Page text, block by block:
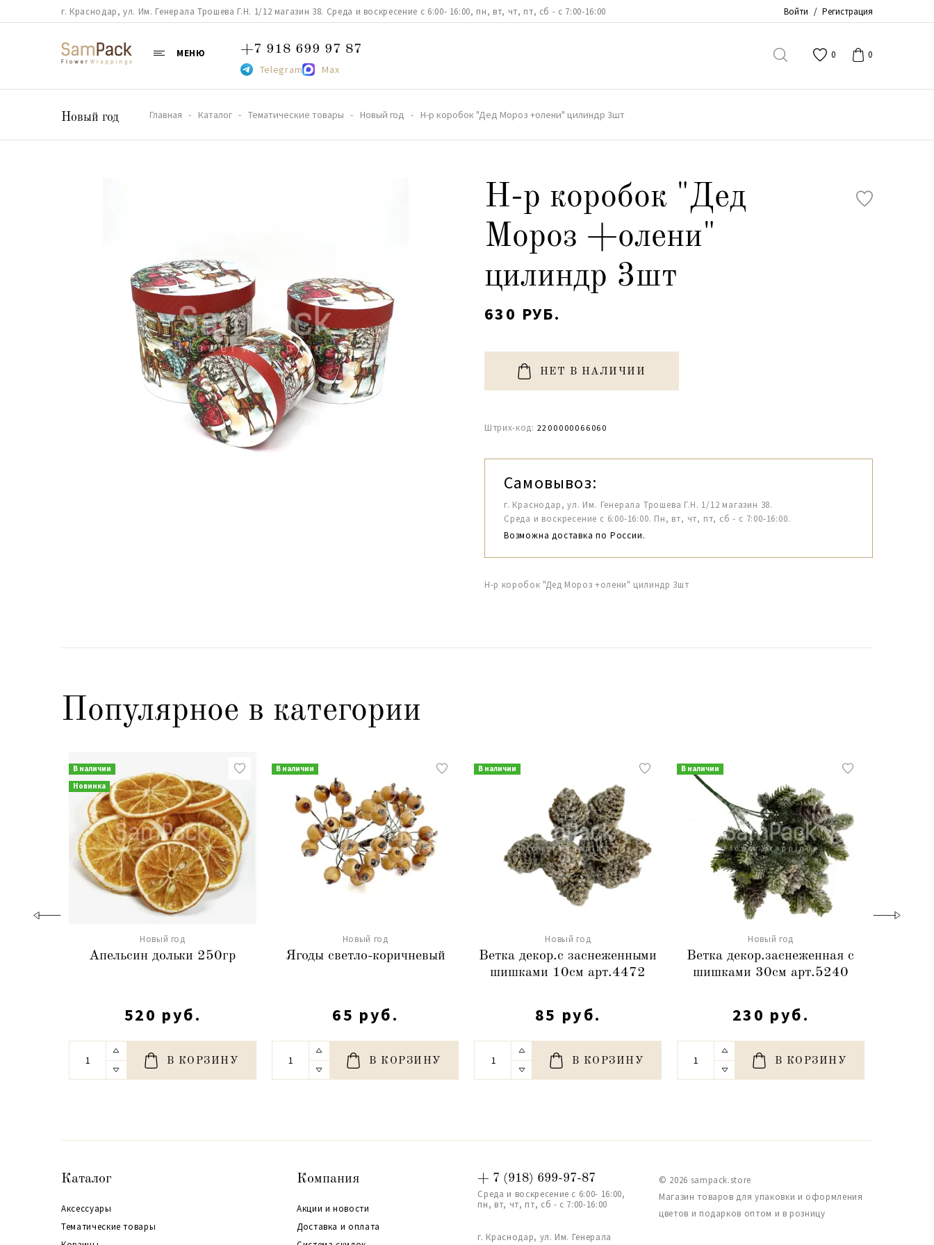
г. Краснодар, ул. Им. Генерала Трошева Г.Н. 1/12 магазин 38. Среда и воскресение с 6:00- 16:00, пн, вт, чт, пт, сб - с 7:00-16:00 Войти / Регистрация
МЕНЮ +7 918 699 97 87
Telegram Max
0 0
Новый год Главная Каталог Тематические товары Новый год Н-р коробок "Дед Мороз +олени" цилиндр 3шт
Н-р коробок "Дед
Мороз +олени"
цилиндр 3шт
630 РУБ.
НЕТ В НАЛИЧИИ
Штрих-код: 2200000066060
Самовывоз:
г. Краснодар, ул. Им. Генерала Трошева Г.Н. 1/12 магазин 38.
Среда и воскресение с 6:00-16:00. Пн, вт, чт, пт, сб - с 7:00-16:00.
Возможна доставка по России.
Н-р коробок "Дед Мороз +олени" цилиндр 3шт
Популярное в категории
В наличии
Новинка
Новый год
Апельсин дольки 250гр
520 руб.
В КОРЗИНУ
В наличии
Новый год
Ягоды светло-коричневый
65 руб.
В КОРЗИНУ
В наличии
Новый год
Ветка декор.с заснеженными
шишками 10см арт.4472
85 руб.
В КОРЗИНУ
В наличии
Новый год
Ветка декор.заснеженная с
шишками 30см арт.5240
230 руб.
В КОРЗИНУ
Каталог
Аксессуары
Тематические товары
Компания
Акции и новости
Доставка и оплата
+ 7 (918) 699-97-87
Среда и воскресение с 6:00- 16:00,
пн, вт, чт, пт, сб - с 7:00-16:00
г. Краснодар, ул. Им. Генерала
© 2026 sampack.store
Магазин товаров для упаковки и оформления
цветов и подарков оптом и в розницу